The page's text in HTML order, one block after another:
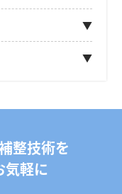
整技術を
気軽に